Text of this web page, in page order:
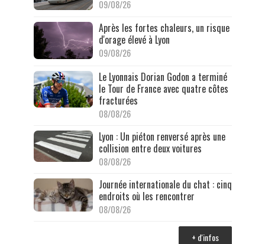
09/08/26
Après les fortes chaleurs, un risque
d'orage élevé à Lyon
09/08/26
Le Lyonnais Dorian Godon a terminé
le Tour de France avec quatre côtes
fracturées
08/08/26
Lyon : Un piéton renversé après une
collision entre deux voitures
08/08/26
Journée internationale du chat : cinq
endroits où les rencontrer
08/08/26
+ d'infos